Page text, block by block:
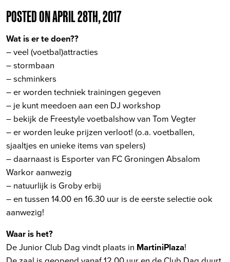
POSTED ON APRIL 28TH, 2017
Wat is er te doen??
– veel (voetbal)attracties
– stormbaan
– schminkers
– er worden techniek trainingen gegeven
– je kunt meedoen aan een DJ workshop
– bekijk de Freestyle voetbalshow van Tom Vegter
– er worden leuke prijzen verloot! (o.a. voetballen,
sjaaltjes en unieke items van spelers)
– daarnaast is Esporter van FC Groningen Absalom
Warkor aanwezig
– natuurlijk is Groby erbij
– en tussen 14.00 en 16.30 uur is de eerste selectie ook
aanwezig!
Waar is het?
De Junior Club Dag vindt plaats in MartiniPlaza!